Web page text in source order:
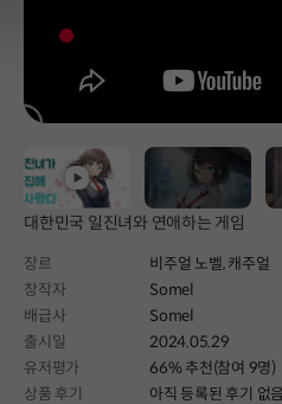
대한민국 일진녀와 연애하는 게임
장르 비주얼 노벨,캐주얼
창작자
Somel
배급사
Somel
출시일
2024.05.29
유저평가
66% 추천(참여 9명)
상품 후기
아직 등록된 후기 없음